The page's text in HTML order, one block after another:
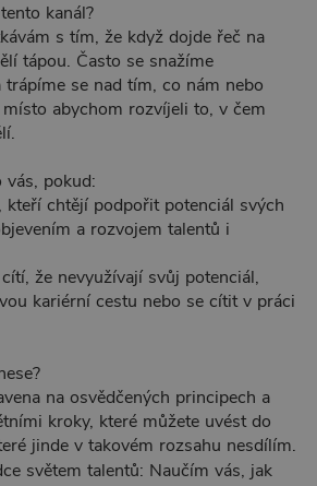
kanál?
s tím, že když dojde řeč na
tápou. Často se snažíme
trápíme se nad tím, co nám nebo
abychom rozvíjeli to, v čem
pokud:
kteří chtějí podpořit potenciál svých
a rozvojem talentů i
že nevyužívají svůj potenciál,
kariérní cestu nebo se cítit v práci
na osvědčených principech a
kroky, které můžete uvést do
jinde v takovém rozsahu nesdílím.
světem talentů: Naučím vás, jak